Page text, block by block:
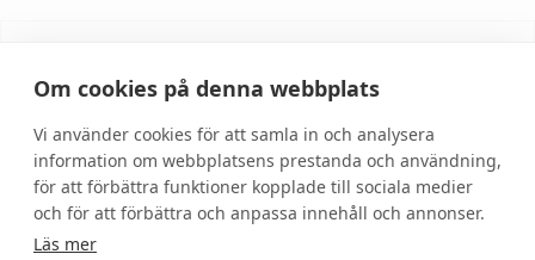
Om cookies på denna webbplats
Vi använder cookies för att samla in och analysera
information om webbplatsens prestanda och användning,
för att förbättra funktioner kopplade till sociala medier
och för att förbättra och anpassa innehåll och annonser.
Läs mer